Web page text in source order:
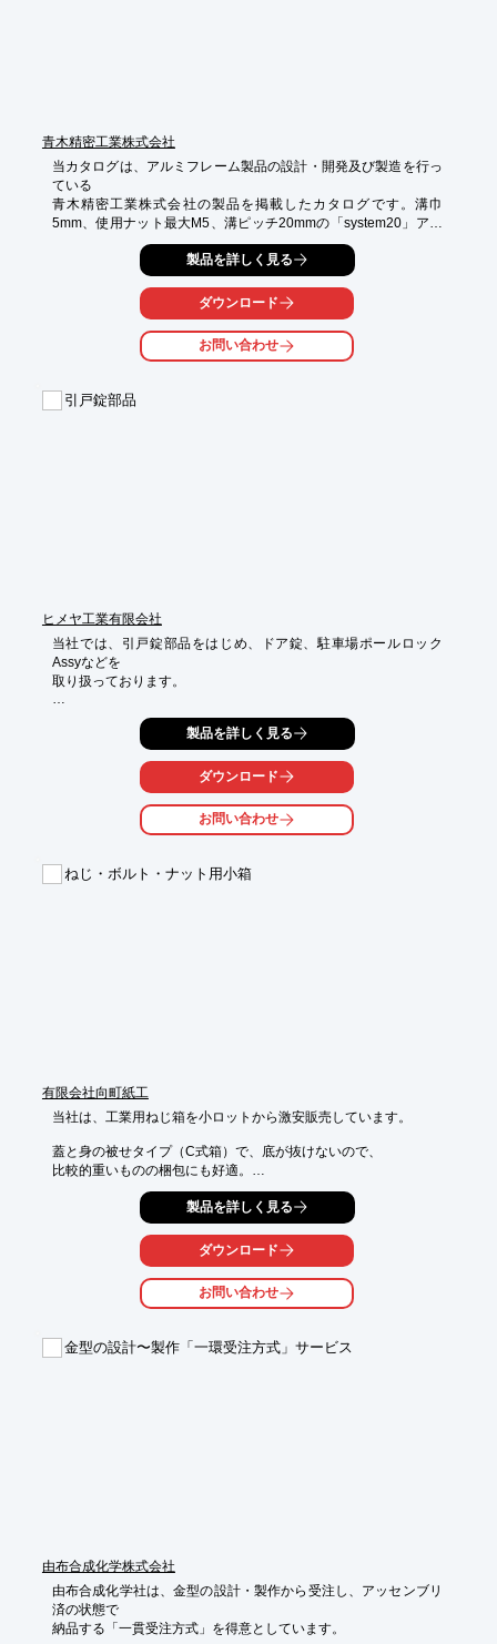
青木精密工業株式会社
当カタログは、アルミフレーム製品の設計・開発及び製造を行っ
ている
青木精密工業株式会社の製品を掲載したカタログです。溝巾
5mm、使用ナット最大M5、溝ピッチ20mmの「system20」アル
ミフレームをはじめ、ナットやブラケット、キャップなど豊富に
ラインアップしています。
※詳細は資料請求して頂くか、ダウンロードからPDFデータをご
覧下さい。
製品を詳しく見る
ダウンロード
お問い合わせ
引戸錠部品
ヒメヤ工業有限会社
当社では、引戸錠部品をはじめ、ドア錠、駐車場ポールロック
Assyなどを
取り扱っております。
プレス加工、旋削、切削加工、ティグ及びスポット溶接、
タップ等から組立、 梱包まで一括加工。
御薗工場では比較的小さな物でも組み立ても可能です。
ご要望の際はお気軽に、お問い合わせください。
■ドア錠及引戸錠部品
■ドア錠ケース　一括
製品を詳しく見る
ダウンロード
お問い合わせ
ねじ・ボルト・ナット用小箱
有限会社向町紙工
当社は、工業用ねじ箱を小ロットから激安販売しています。
蓋と身の被せタイプ（C式箱）で、底が抜けないので、
比較的重いものの梱包にも好適。
サイズは7種類ご用意しており、紙の材質はNクラフトボールで、
油じみが目立ちにくくコートボールに比べて堅く強度がありま
■蓋と身の被せタイプ（C式箱）
■油じみが目立ちにくくコートボールに比べて堅く強度がある
製品を詳しく見る
ダウンロード
お問い合わせ
金型の設計〜製作「一環受注方式」サービス
由布合成化学株式会社
由布合成化学社は、金型の設計・製作から受注し、アッセンブリ
済の状態で
納品する「一貫受注方式」を得意としています。